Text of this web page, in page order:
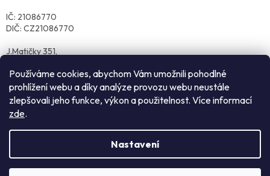
Používáme cookies, abychom Vám umožnili pohodlné
prohlížení webu a díky analýze provozu webu neustále
zlepšovali jeho funkce, výkon a použitelnost. Více informací
zde.
Nastavení
IČ: 21086770
DIČ: CZ21086770
J.Matičky 351,
Vytvořil Shoptet